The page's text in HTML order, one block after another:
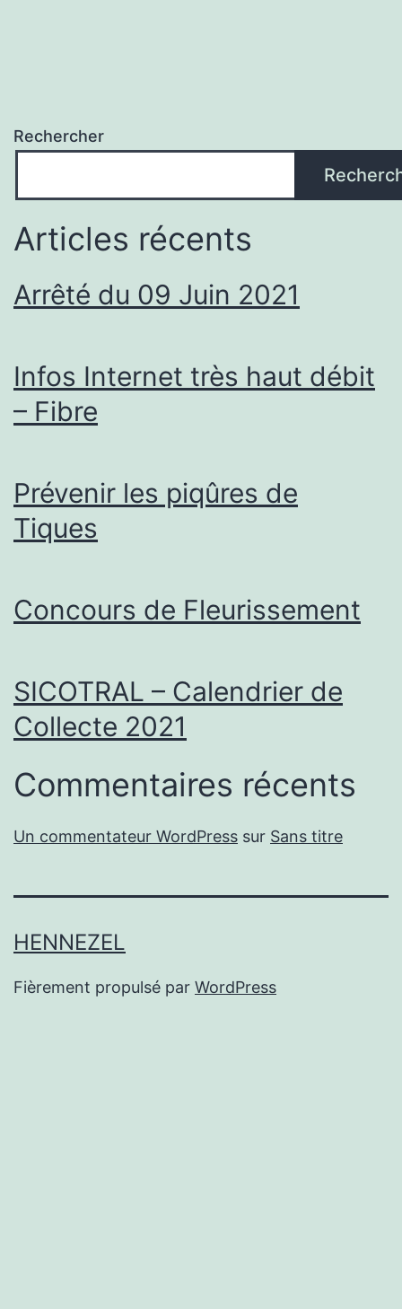
Rechercher
Articles récents
Arrêté du 09 Juin 2021
Infos Internet très haut débit
– Fibre
Prévenir les piqûres de
Tiques
Concours de Fleurissement
SICOTRAL – Calendrier de
Collecte 2021
Commentaires récents
Un commentateur WordPress sur Sans titre
HENNEZEL
Fièrement propulsé par WordPress